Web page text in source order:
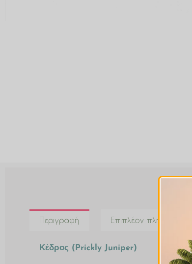
Περιγραφή Επιπλέον πληροφορίες
Κέδρος (Prickly Juniper)